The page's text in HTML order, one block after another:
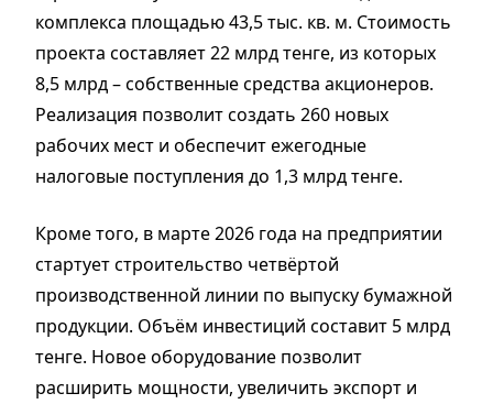
комплекса площадью 43,5 тыс. кв. м. Стоимость
проекта составляет 22 млрд тенге, из которых
8,5 млрд – собственные средства акционеров.
Реализация позволит создать 260 новых
рабочих мест и обеспечит ежегодные
налоговые поступления до 1,3 млрд тенге.
Кроме того, в марте 2026 года на предприятии
стартует строительство четвёртой
производственной линии по выпуску бумажной
продукции. Объём инвестиций составит 5 млрд
тенге. Новое оборудование позволит
расширить мощности, увеличить экспорт и